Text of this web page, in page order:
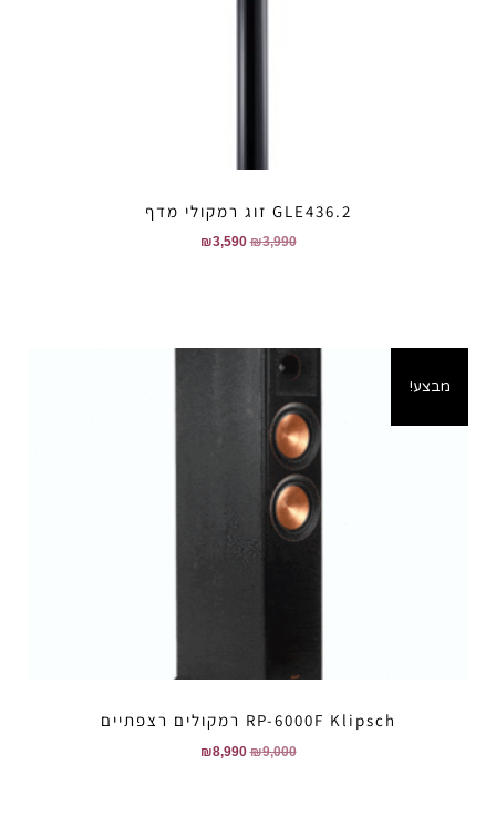
GLE436.2 זוג רמקולי מדף
₪3,990
₪3,590
מבצע!
RP-6000F Klipsch רמקולים רצפתיים
₪9,000
₪8,990